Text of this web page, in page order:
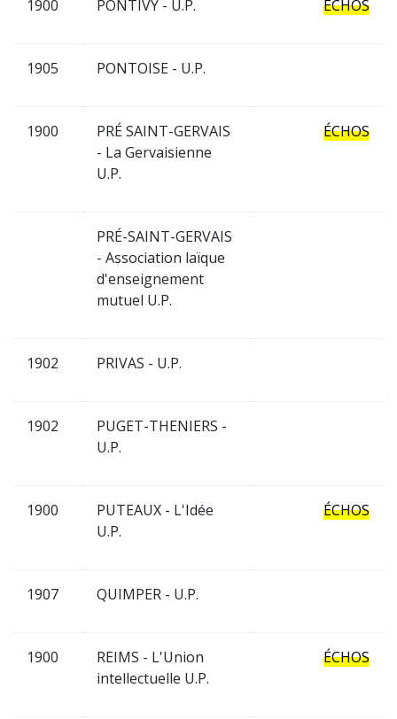
1900 PONTIVY - U.P. ÉCHOS
1905 PONTOISE - U.P.
1900
PRÉ SAINT-GERVAIS
- La Gervaisienne
U.P.
ÉCHOS
PRÉ-SAINT-GERVAIS
- Association laïque
d'enseignement
mutuel U.P.
1902 PRIVAS - U.P.
1902
PUGET-THENIERS -
U.P.
1900
PUTEAUX - L'Idée
U.P.
ÉCHOS
1907 QUIMPER - U.P.
1900
REIMS - L'Union
intellectuelle U.P.
ÉCHOS